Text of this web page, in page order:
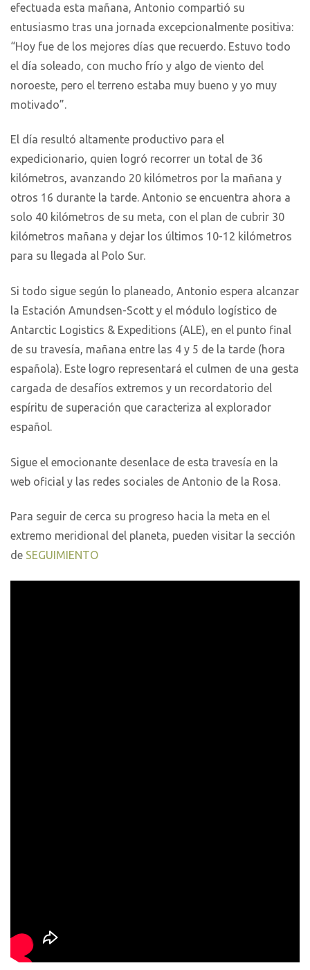
efectuada esta mañana, Antonio compartió su
entusiasmo tras una jornada excepcionalmente positiva:
“Hoy fue de los mejores días que recuerdo. Estuvo todo
el día soleado, con mucho frío y algo de viento del
noroeste, pero el terreno estaba muy bueno y yo muy
motivado”.
El día resultó altamente productivo para el
expedicionario, quien logró recorrer un total de 36
kilómetros, avanzando 20 kilómetros por la mañana y
otros 16 durante la tarde. Antonio se encuentra ahora a
solo 40 kilómetros de su meta, con el plan de cubrir 30
kilómetros mañana y dejar los últimos 10-12 kilómetros
para su llegada al Polo Sur.
Si todo sigue según lo planeado, Antonio espera alcanzar
la Estación Amundsen-Scott y el módulo logístico de
Antarctic Logistics & Expeditions (ALE), en el punto final
de su travesía, mañana entre las 4 y 5 de la tarde (hora
española). Este logro representará el culmen de una gesta
cargada de desafíos extremos y un recordatorio del
espíritu de superación que caracteriza al explorador
español.
Sigue el emocionante desenlace de esta travesía en la
web oficial y las redes sociales de Antonio de la Rosa.
Para seguir de cerca su progreso hacia la meta en el
extremo meridional del planeta, pueden visitar la sección
de SEGUIMIENTO